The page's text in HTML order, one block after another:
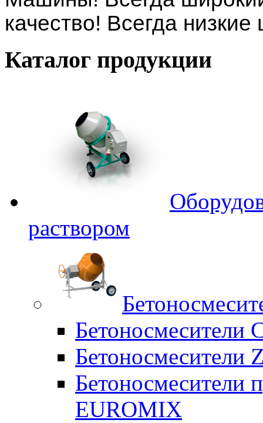
качество! Всегда
Каталог продукции
раствором
Бетоносмесители
Бетоносмесители
Бетоносмесители
EUROMIX